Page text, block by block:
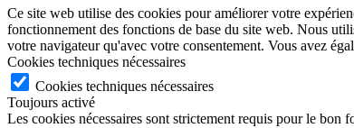
Ce site web utilise des cookies pour améliorer votre
fonctionnement des fonctions de base du site web. Nous
votre navigateur qu'avec votre consentement. Vous avez
Cookies techniques nécessaires
Cookies techniques nécessaires
Toujours activé
Les cookies nécessaires sont strictement requis pour le bon